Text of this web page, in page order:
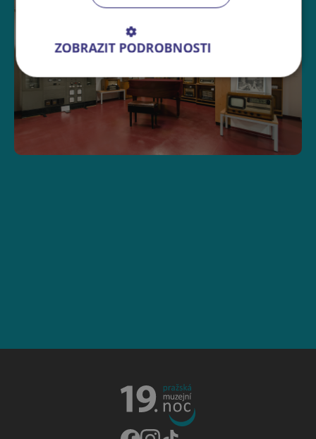
ZOBRAZIT PODROBNOSTI